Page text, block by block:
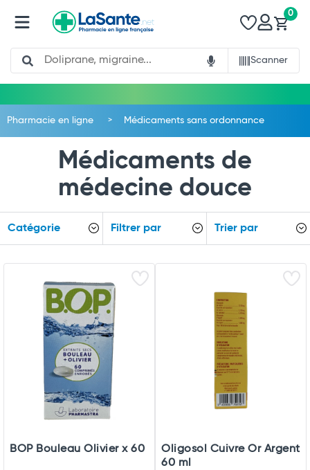
Search
Scanner
0
Pharmacie en ligne Médicaments sans ordonnance
Médicaments de
médecine douce
Catégorie Filtrer par Trier par
BOP Bouleau Olivier x 60
Oligosol Cuivre Or Argent
60 ml